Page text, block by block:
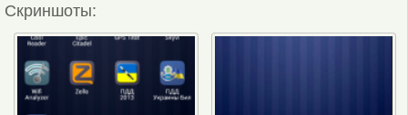
Скриншоты: